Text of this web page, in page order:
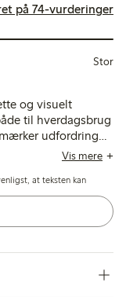
på 74-vurderinger
Stor
og visuelt
til hverdagsbrug
udfordringer
der
Vis mere
at teksten kan